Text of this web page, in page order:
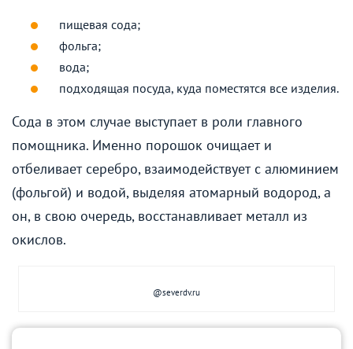
пищевая сода;
фольга;
вода;
подходящая посуда, куда поместятся все изделия.
Сода в этом случае выступает в роли главного
помощника. Именно порошок очищает и
отбеливает серебро, взаимодействует с алюминием
(фольгой) и водой, выделяя атомарный водород, а
он, в свою очередь, восстанавливает металл из
окислов.
@severdv.ru